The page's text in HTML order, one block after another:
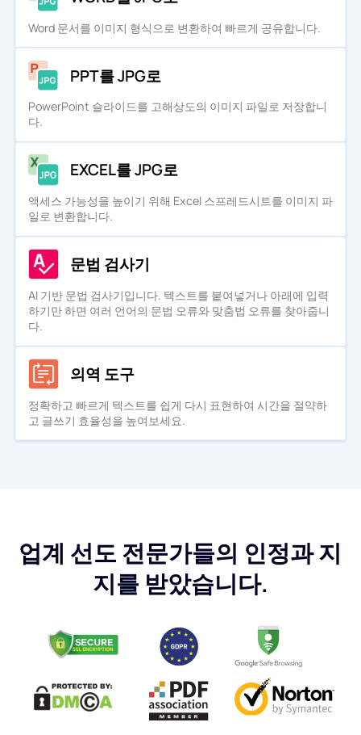
Word 문서를 이미지 형식으로 변환하여 빠르게 공유합니다.
PPT를 JPG로
PowerPoint 슬라이드를 고해상도의 이미지 파일로 저장합니
다.
EXCEL를 JPG로
액세스 가능성을 높이기 위해 Excel 스프레드시트를 이미지 파
일로 변환합니다.
문법 검사기
AI 기반 문법 검사기입니다. 텍스트를 붙여넣거나 아래에 입력
하기만 하면 여러 언어의 문법 오류와 맞춤법 오류를 찾아줍니
다.
의역 도구
정확하고 빠르게 텍스트를 쉽게 다시 표현하여 시간을 절약하
고 글쓰기 효율성을 높여보세요.
업계 선도 전문가들의 인정과 지
지를 받았습니다.